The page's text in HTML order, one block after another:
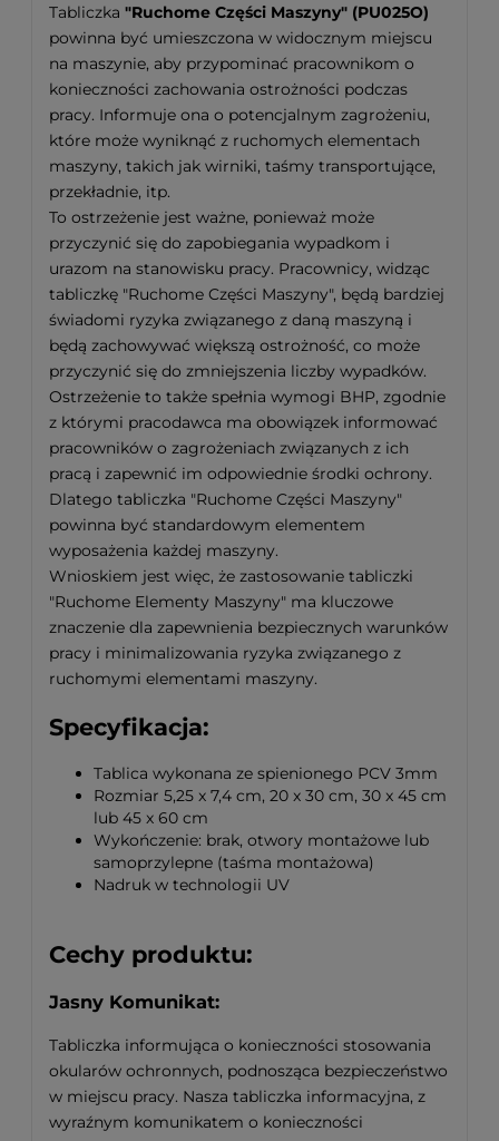
Tabliczka "Ruchome Części Maszyny" (PU025O)
powinna być umieszczona w widocznym miejscu
na maszynie, aby przypominać pracownikom o
konieczności zachowania ostrożności podczas
pracy. Informuje ona o potencjalnym zagrożeniu,
które może wyniknąć z ruchomych elementach
maszyny, takich jak wirniki, taśmy transportujące,
przekładnie, itp.
To ostrzeżenie jest ważne, ponieważ może
przyczynić się do zapobiegania wypadkom i
urazom na stanowisku pracy. Pracownicy, widząc
tabliczkę "Ruchome Części Maszyny", będą bardziej
świadomi ryzyka związanego z daną maszyną i
będą zachowywać większą ostrożność, co może
przyczynić się do zmniejszenia liczby wypadków.
Ostrzeżenie to także spełnia wymogi BHP, zgodnie
z którymi pracodawca ma obowiązek informować
pracowników o zagrożeniach związanych z ich
pracą i zapewnić im odpowiednie środki ochrony.
Dlatego tabliczka "Ruchome Części Maszyny"
powinna być standardowym elementem
wyposażenia każdej maszyny.
Wnioskiem jest więc, że zastosowanie tabliczki
"Ruchome Elementy Maszyny" ma kluczowe
znaczenie dla zapewnienia bezpiecznych warunków
pracy i minimalizowania ryzyka związanego z
ruchomymi elementami maszyny.
Specyfikacja:
Tablica wykonana ze spienionego PCV 3mm
Rozmiar 5,25 x 7,4 cm, 20 x 30 cm, 30 x 45 cm
lub 45 x 60 cm
Wykończenie: brak, otwory montażowe lub
samoprzylepne (taśma montażowa)
Nadruk w technologii UV
Cechy produktu:
Jasny Komunikat:
Tabliczka informująca o konieczności stosowania
okularów ochronnych, podnosząca bezpieczeństwo
w miejscu pracy. Nasza tabliczka informacyjna, z
wyraźnym komunikatem o konieczności